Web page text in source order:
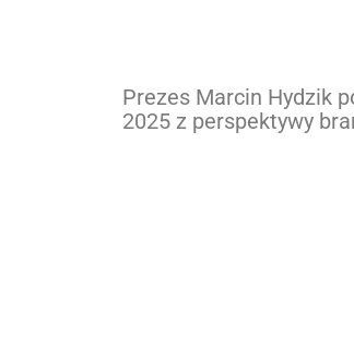
Prezes Marcin Hydzik
2025 z perspektywy